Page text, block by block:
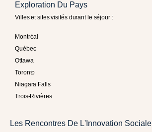
Exploration Du Pays
Villes et sites visités durant le séjour :
Montréal
Québec
Ottawa
Toronto
Niagara Falls
Trois-Rivières
Les Rencontres De L'Innovation Sociale